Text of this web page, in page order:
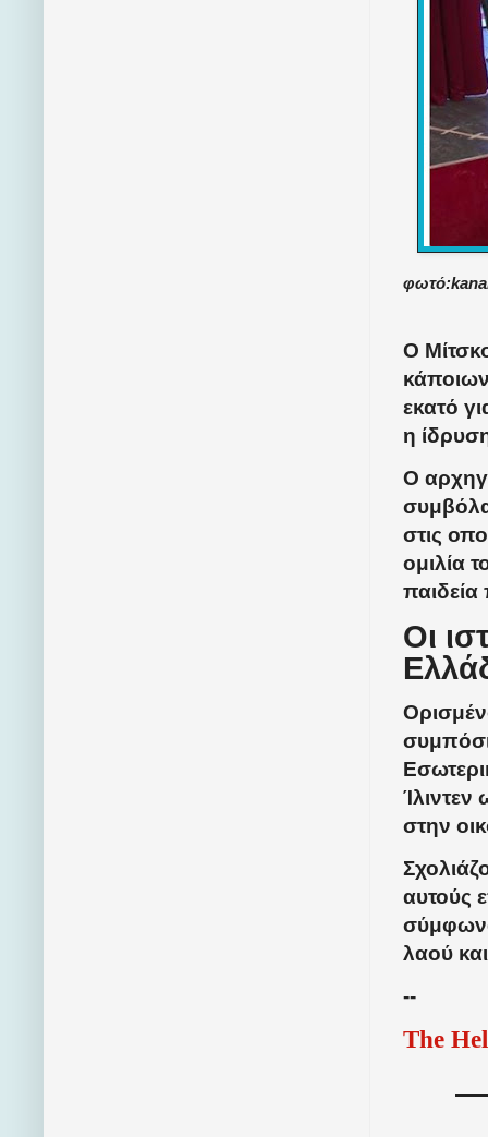
Ο
εκατό
η
Ο
στις
ομιλία
παιδεία
Οι
Ίλιντεν
στην
αυτούς
λαού
--
The